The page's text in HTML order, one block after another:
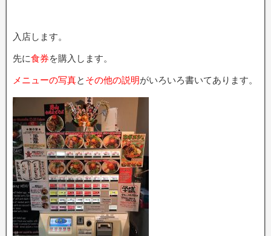
入店します。
先に食券を購入します。
メニューの写真と その他の説明がいろいろ書いてあります。